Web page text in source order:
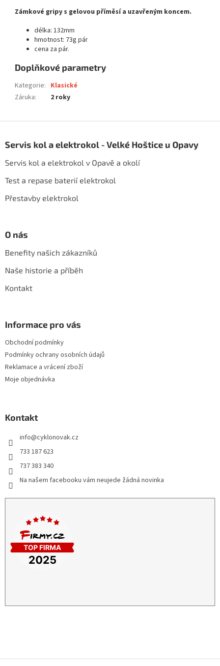
Zámkové gripy s gelovou příměsí a uzavřeným koncem.
délka: 132mm
hmotnost: 73g pár
cena za pár.
Doplňkové parametry
Kategorie: Klasické
Záruka: 2 roky
pServis kol a elektrokol - Velké Hoštice u Opavy
Servis kol a elektrokol v Opavě a okolí
Test a repase baterií elektrokol
Přestavby elektrokol
O nás
Benefity našich zákazníků
Naše historie a příběh
Kontakt
Informace pro vás
Obchodní podmínky
Podmínky ochrany osobních údajů
Reklamace a vrácení zboží
Moje objednávka
Kontakt
info@cyklonovak.cz
733 187 623
737 383 340
Na našem facebooku vám neujede žádná novinka